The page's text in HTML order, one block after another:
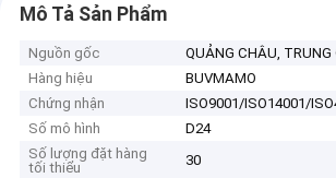
Mô Tả Sản Phẩm
Nguồn gốc
QUẢNG CHÂU, TRUNG
Hàng hiệu
BUVMAMO
Chứng nhận
ISO9001/ISO14001/
Số mô hình
D24
Số lượng đặt hàng
tối thiểu
30